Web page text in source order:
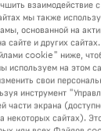
карт смогут
и удобство
в
и время,
взаимодействие
мы также
основанной на
сайте и других
cookie" ниже,
используем на этом
свои
инструмент
части экрана
некоторых сайтах).